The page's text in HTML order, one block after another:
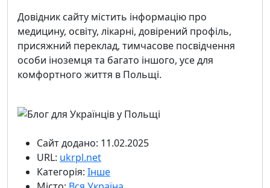
Довідник сайту містить інформацію про
медицину, освіту, лікарні, довірений профіль,
присяжний переклад, тимчасове посвідчення
особи іноземця та багато іншого, усе для
комфортного життя в Польщі.
Сайт додано: 11.02.2025
URL: ukrpl.net
Категорія: Інше